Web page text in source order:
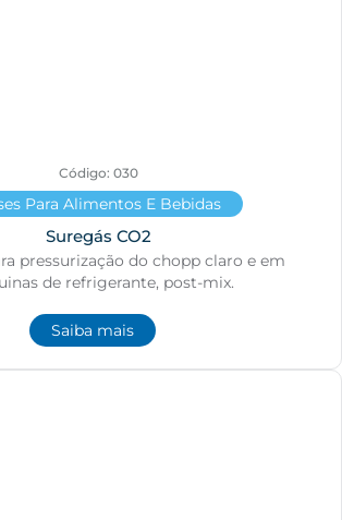
Código: 030
Para Alimentos E Bebidas
Suregás CO2
pressurização do chopp claro e em
de refrigerante, post-mix.
Saiba mais